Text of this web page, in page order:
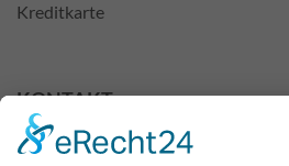
Kreditkarte
KONTAKT
Michael Maidhof
Kleinspielwaren24